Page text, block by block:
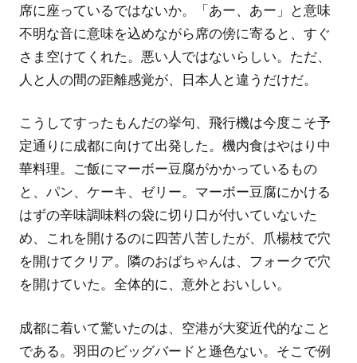
席に座っているではないか。「あー、あー」と意味
不明な音に意味を込めながら席の傍に寄ると、すぐ
さま空けてくれた。悪い人ではないらしい。ただ、
人と人の間の距離感覚が、日本人と違うだけだ。
こうしてすったもんだの挙句、飛行機は今度こそ予
定通りに成都に向けて出発した。機内食はやはり中
華料理。ご飯にマーボー豆腐がかかっているもの
と、パン、ケーキ、ゼリー。マーボー豆腐にかける
はずの辛味調味料の袋に切り口が付いていないた
め、これを開けるのに四苦八苦したが、爪楊枝で穴
を開けてクリア。隣のおばちゃんは、フォークで穴
を開けていた。全体的に、意外とおいしい。
成都に着いて驚いたのは、空港が大変近代的なこと
である。羽田のビッグバードと遜色ない。そこで例